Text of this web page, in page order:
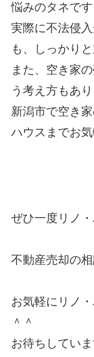
悩みのタネです
実際に不法侵
も、しっかり
また、空き家
う考え方もあり
新潟市で空き
ハウスまでお
ぜひ一度 リノ
不動産売却の
お気軽に リノ
＾＾
お待ちしていま